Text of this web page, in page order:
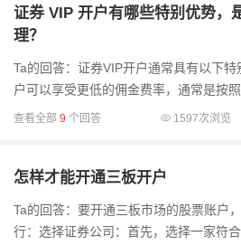
证券 VIP 开户有哪些特别优势，
理？
Ta的回答：证券VIP开户通常具有以下
户可以享受更低的佣金费率，通常是按
比普通账户的费率更为优惠。例如，可
查看全部 9 个回答 1597次浏览
怎样才能开通三板开户
Ta的回答：要开通三板市场的股票账户
行：选择证券公司：首先，选择一家符